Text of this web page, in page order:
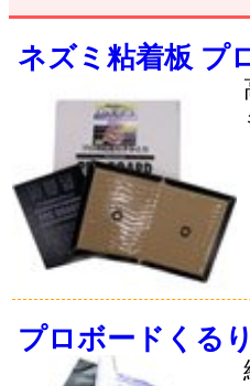
ネズミ粘着板 プ
プロボードくる